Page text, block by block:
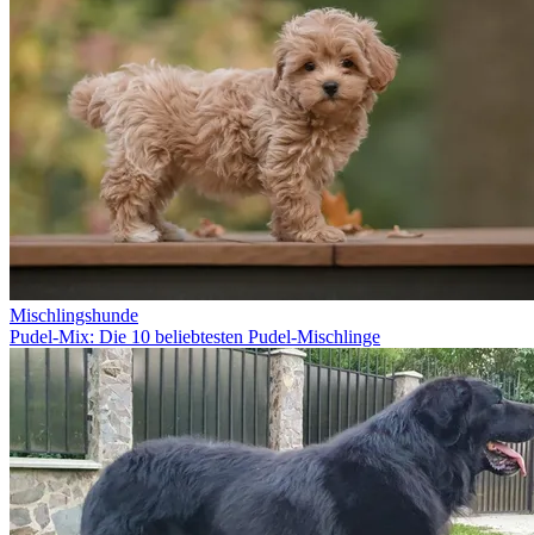
Mischlingshunde
Pudel-Mix: Die 10 beliebtesten Pudel-Mischlinge